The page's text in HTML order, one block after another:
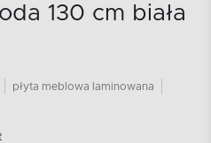
130 cm biała
płyta meblowa laminowana